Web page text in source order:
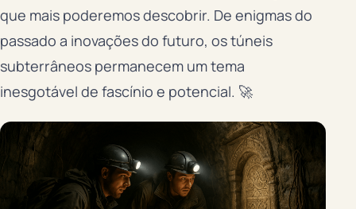
que mais poderemos descobrir. De enigmas do
passado a inovações do futuro, os túneis
subterrâneos permanecem um tema
inesgotável de fascínio e potencial. 🚀